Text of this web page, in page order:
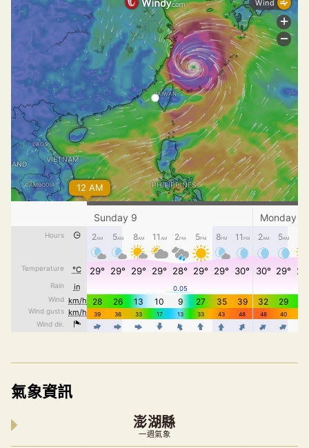
氣象資訊
澎湖縣
一週氣象